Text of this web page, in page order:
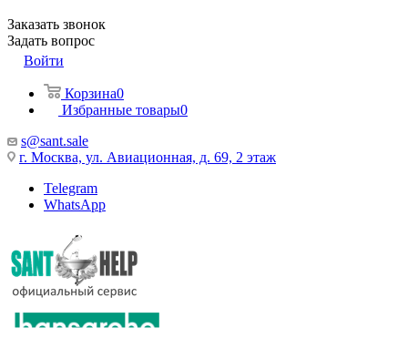
Заказать звонок
Задать вопрос
Войти
Корзина0
Избранные товары0
s@sant.sale
г. Москва, ул. Авиационная, д. 69, 2 этаж
Telegram
WhatsApp